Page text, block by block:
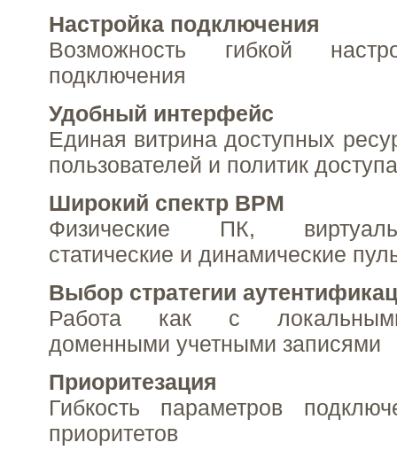
Настройка подключения
Возможность гибкой
подключения
Удобный интерфейс
Единая витрина доступных
пользователей и политик доступа
Широкий спектр ВРМ
Физические ПК,
статические и динамические
Выбор стратегии
Работа как с
доменными учетными записями
Приоритезация
Гибкость параметров
приоритетов